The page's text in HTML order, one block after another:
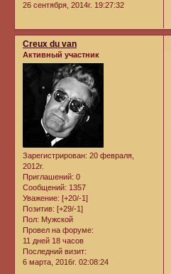
26 сентября, 2014г. 19:27:32
Creux du van
Активный участник
Зарегистрирован: 20 февраля,
2012г.
Приглашений: 0
Сообщений: 1357
Уважение: [+20/-1]
Позитив: [+29/-1]
Пол: Мужской
Провел на форуме:
11 дней 18 часов
Последний визит:
6 марта, 2016г. 02:08:24